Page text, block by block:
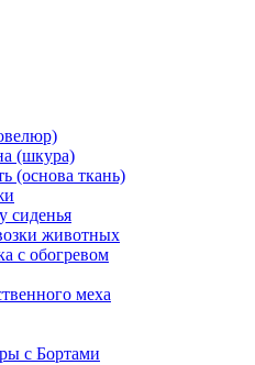
(шкура)
(основа ткань)
сиденья
животных
с обогревом
меха
с Бортами